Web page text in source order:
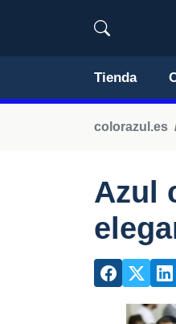
Tienda
colorazul.es
Azul